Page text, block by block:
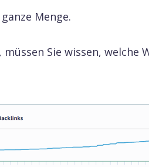
Marke zu der Antwort, die von IAs
oder Claude (und anderen)
Menge.
Sie wissen,